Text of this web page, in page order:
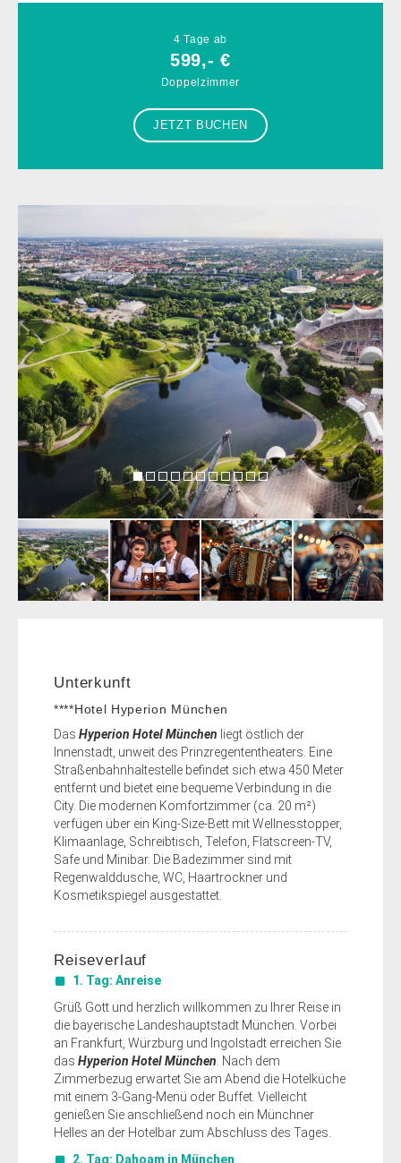
4 Tage ab
599,- €
Doppelzimmer
JETZT BUCHEN
Unterkunft
****Hotel Hyperion München
Das Hyperion Hotel München liegt östlich der
Innenstadt, unweit des Prinzregententheaters. Eine
Straßenbahnhaltestelle befindet sich etwa 450 Meter
entfernt und bietet eine bequeme Verbindung in die
City. Die modernen Komfortzimmer (ca. 20 m²)
verfügen über ein King-Size-Bett mit Wellnesstopper,
Klimaanlage, Schreibtisch, Telefon, Flatscreen-TV,
Safe und Minibar. Die Badezimmer sind mit
Regenwalddusche, WC, Haartrockner und
Kosmetikspiegel ausgestattet.
Reiseverlauf
1. Tag: Anreise
Grüß Gott und herzlich willkommen zu Ihrer Reise in
die bayerische Landeshauptstadt München. Vorbei
an Frankfurt, Würzburg und Ingolstadt erreichen Sie
das Hyperion Hotel München . Nach dem
Zimmerbezug erwartet Sie am Abend die Hotelküche
mit einem 3-Gang-Menü oder Buffet. Vielleicht
genießen Sie anschließend noch ein Münchner
Helles an der Hotelbar zum Abschluss des Tages.
2. Tag: Dahoam in München